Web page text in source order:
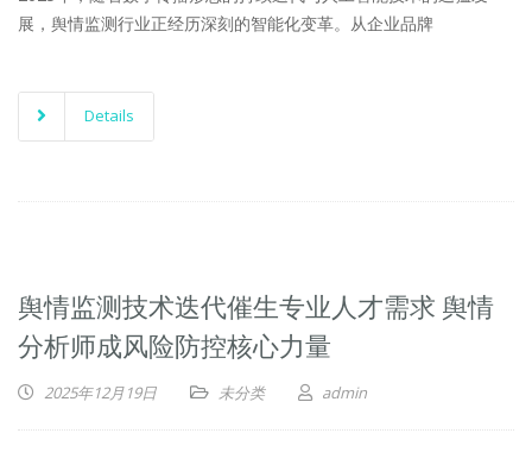
展，舆情监测行业正经历深刻的智能化变革。从企业品牌
Details
舆情监测技术迭代催生专业人才需求 舆情
分析师成风险防控核心力量
2025年12月19日 未分类 admin